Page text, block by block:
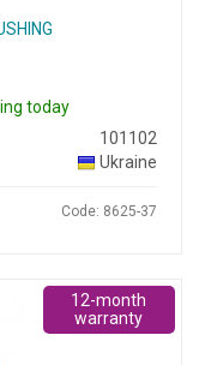
today
101102
Ukraine
Code: 8625-37
12-month
warranty